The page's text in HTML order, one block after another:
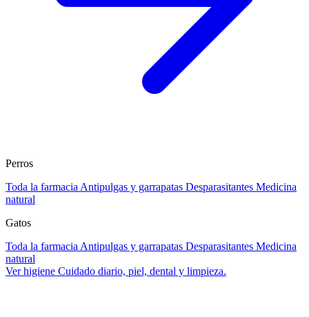
Perros
Toda la farmacia Antipulgas y garrapatas Desparasitantes Medicina
natural
Gatos
Toda la farmacia Antipulgas y garrapatas Desparasitantes Medicina
natural
Ver higiene Cuidado diario, piel, dental y limpieza.